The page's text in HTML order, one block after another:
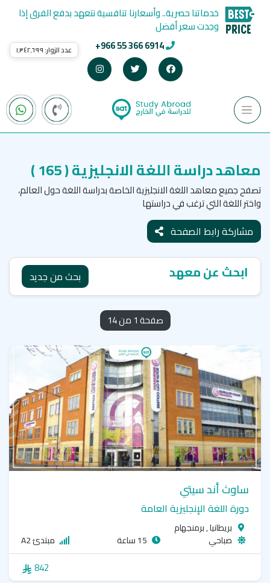
+966 55 366 6914
خدماتنا حصرية.. وأسعارنا تنافسية نتعهد بدفع الفرق إذا
وجدت سعر أفضل
عدد الزوار: ١٬٣٤٢٬٦٩٩
معاهد دراسة اللغة الانجليزية( 165 )
تصفح جميع معاهد اللغة الانجليزية الخاصة بدراسة اللغة حول العالم،
واختر اللغة التي ترغب في دراستها
مشاركة رابط الصفحة
ابحث عن معهد بحث من جديد
صفحة 1 من 14
ساوث أند سيتي
دورة اللغة الإنجليزية العامة
بريطانيا , برمنجهام
صباحي
مبتدئ A2
842